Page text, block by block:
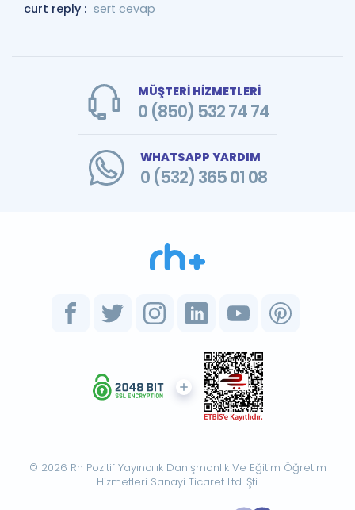
curt reply : sert cevap
MÜŞTERİ HİZMETLERİ
0 (850) 532 74 74
WHATSAPP YARDIM
0 (532) 365 01 08
© 2026 Rh Pozitif Yayıncılık Danışmanlık Ve Eğitim Öğretim
Hizmetleri Sanayi Ticaret Ltd. Şti.